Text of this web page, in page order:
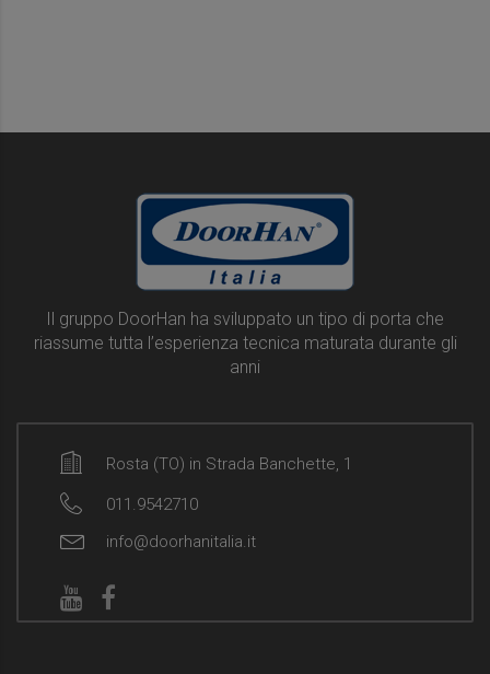
Il gruppo DoorHan ha sviluppato un tipo di porta che
riassume tutta l’esperienza tecnica maturata durante gli
anni
Rosta (TO) in Strada Banchette, 1
011.9542710
info@doorhanitalia.it